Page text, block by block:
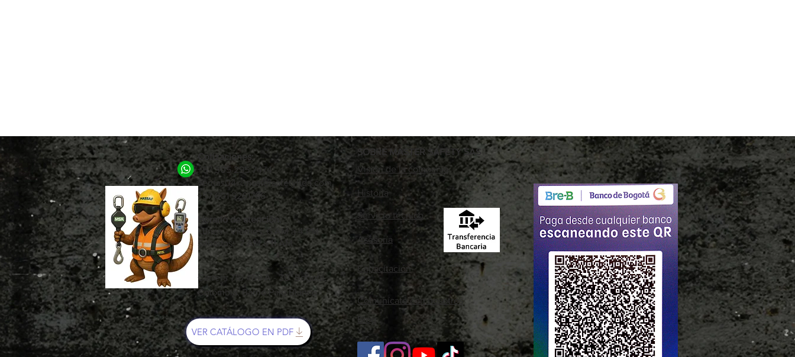
Cotizaciones:
+57 305 295 7474
ventas04@mastersafetyltda.com
+57 601 9261786
SOBRE MASTER SAFETY SAS
Visión de la compañía
Historia
Horario de atención:
Lunes - Viernes: 6 AM a 4 PM
Sábados: 7 AM a 11 AM
Servicio técnico
Asesoría
Carrera 71B #69 A - 30 Bogotá,
Colombia, Barrio Palo Blanco
Capacitación
Comunícate con nosotros
VER CATÁLOGO EN PDF
Blog